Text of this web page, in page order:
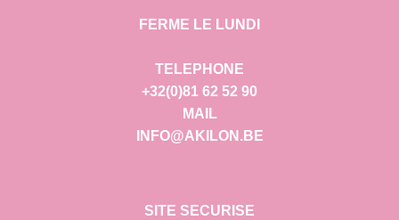
FERME LE LUNDI
TELEPHONE
+32(0)81 62 52 90
MAIL
INFO@AKILON.BE
SITE SECURISE